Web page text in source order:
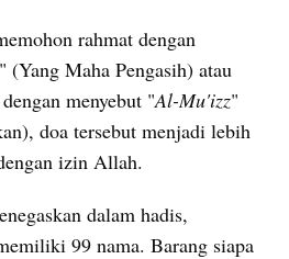
rahmat dengan
" (Yang Maha Pengasih) atau
menyebut "Al-Mu'izz"
doa tersebut menjadi lebih
izin Allah.
dalam hadis,
99 nama. Barang siapa